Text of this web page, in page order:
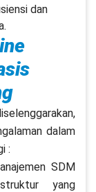
dan
dalam
:
SDM
yang